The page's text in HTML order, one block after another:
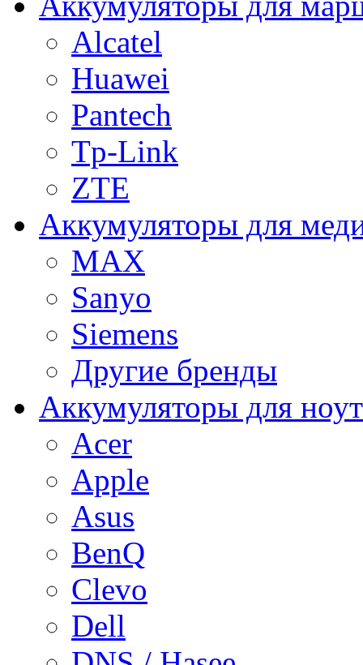
Alcatel
Huawei
Pantech
Tp-Link
ZTE
Аккумуляторы для
MAX
Sanyo
Siemens
Другие бренды
Аккумуляторы для
Acer
Apple
Asus
BenQ
Clevo
Dell